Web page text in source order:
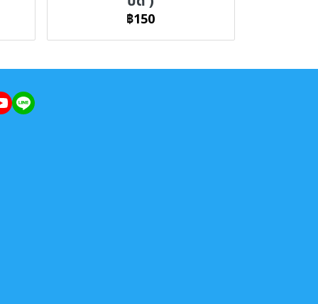
฿150